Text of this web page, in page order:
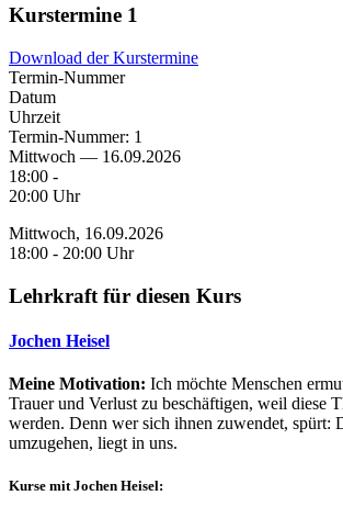
Kurstermine 1
Download der Kurstermine
Termin-Nummer
Datum
Uhrzeit
Termin-Nummer: 1
Mittwoch — 16.09.2026
18:00 -
20:00 Uhr
Mittwoch, 16.09.2026
18:00 - 20:00 Uhr
Lehrkraft für diesen Kurs
Jochen Heisel
Meine Motivation: Ich möchte Menschen
Trauer und Verlust zu beschäftigen, weil diese
werden. Denn wer sich ihnen zuwendet, spürt:
umzugehen, liegt in uns.
Kurse mit Jochen Heisel: